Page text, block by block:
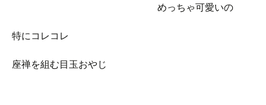
めっちゃ可愛いの
特にコレコレ
座禅を組む目玉おやじ